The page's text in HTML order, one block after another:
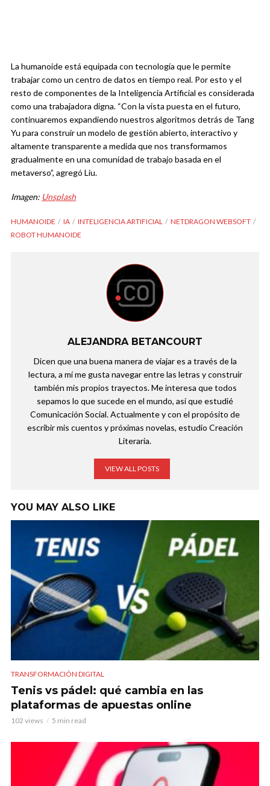
La humanoide está equipada con tecnología que le permite
trabajar como un centro de datos en tiempo real. Por esto y el
resto de componentes de la Inteligencia Artificial es considerada
como una trabajadora digna. “Con la vista puesta en el futuro,
continuaremos expandiendo nuestros algoritmos detrás de Tang
Yu para construir un modelo de gestión abierto, interactivo y
altamente transparente a medida que nos transformamos
gradualmente en una comunidad de trabajo basada en el
metaverso”, agregó Liu.
Imagen: Unsplash
HUMANOIDE IA INTELIGENCIA ARTIFICIAL
NETDRAGON WEBSOFT
ROBOT HUMANOIDE
ALEJANDRA BETANCOURT
Dicen que una buena manera de viajar es a través de la
lectura, a mí me gusta navegar entre las letras y construir
también mis propios trayectos. Me interesa que todos
sepamos lo que sucede en el mundo, así que estudié
Comunicación Social. Actualmente y con el propósito de
escribir mis cuentos y próximas novelas, estudio Creación
Literaria.
VIEW ALL POSTS
YOU MAY ALSO LIKE
TRANSFORMACIÓN DIGITAL
Tenis vs pádel: qué cambia en las
plataformas de apuestas online
102 views 5 min read